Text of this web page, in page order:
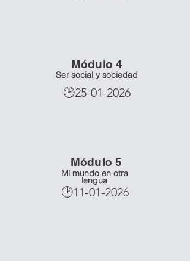
Módulo 4
Ser social y sociedad
🕑25-01-2026
Módulo 5
Mi mundo en otra
lengua
🕑11-01-2026